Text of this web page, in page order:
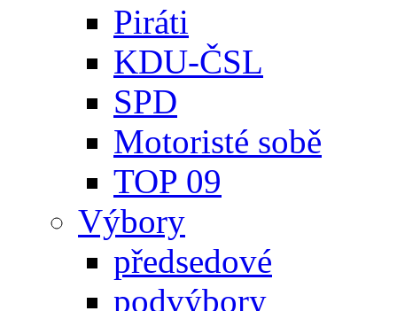
Piráti
KDU-ČSL
SPD
Motoristé sobě
TOP 09
Výbory
předsedové
podvýbory